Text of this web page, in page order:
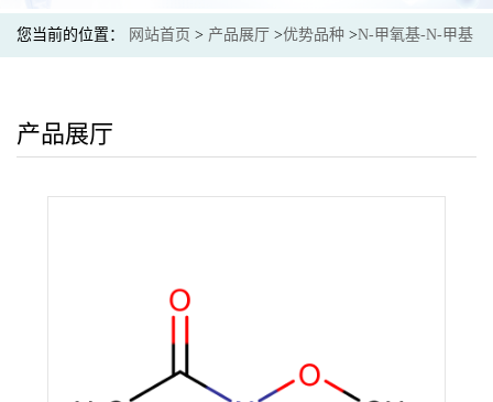
您当前的位置： 网站首页 > 产品展厅 >优势品种 >N-甲氧基-N-甲基
产品展厅